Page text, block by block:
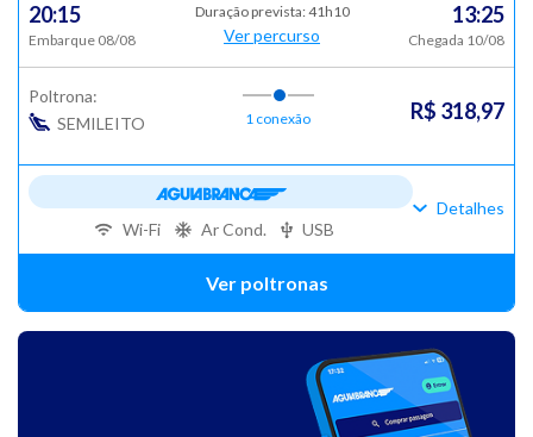
20:15
Embarque 08/08
Duração prevista: 41h10
Ver percurso
13:25
Chegada 10/08
Poltrona:
SEMILEITO
1 conexão R$ 318,97
Ver poltronas
Wi-Fi Ar Cond. USB
Detalhes